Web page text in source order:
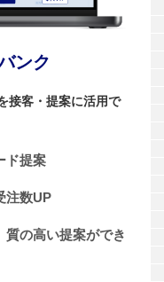
ンク
接客・提案に活用で
ド提案
注数UP
質の高い提案ができ